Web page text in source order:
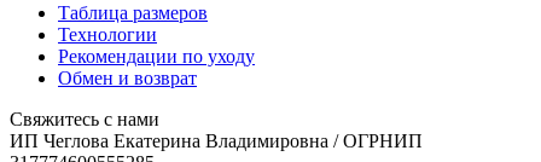
Таблица размеров
Технологии
Рекомендации по уходу
Обмен и возврат
Свяжитесь с нами
ИП Чеглова Екатерина Владимировна / ОГРНИП